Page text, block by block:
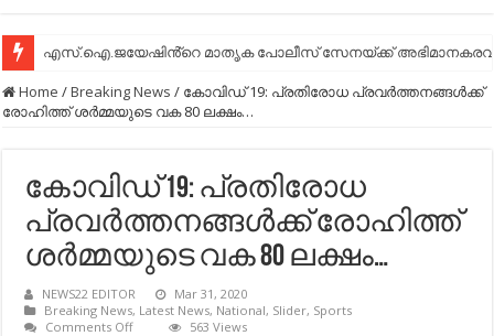
എസ്.ഐ.ജയേഷിൻ്റെ മാതൃക പോലീസ് സേനയ്ക്ക്
Home /Breaking News / കോവിഡ്​ 19: പ്രതിരോധ പ്രവര്‍ത്തനങ്ങള്‍ക്ക്
രോഹിത്ത് ശര്‍മ്മയുടെ വക 80 ലക്ഷം…
കോവിഡ്​ 19: പ്രതിരോധ
പ്രവര്‍ത്തനങ്ങള്‍ക്ക് രോഹിത്ത്
ശര്‍മ്മയുടെ വക 80 ലക്ഷം…
NEWS22 EDITOR
Mar 31, 2020
Breaking News, Latest News, National, Slider, Sports
Comments Offon
563 Views